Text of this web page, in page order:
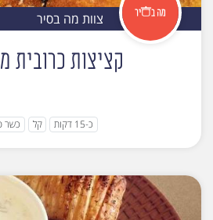
צוות מה בסיר
קציצות כרובית
כ-15 דקות קל כשר